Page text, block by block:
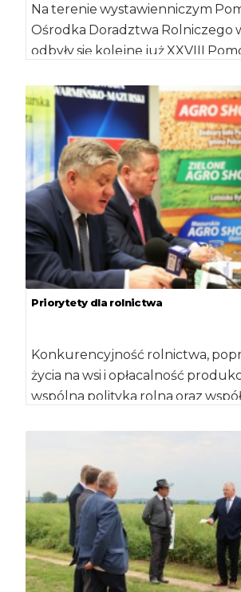
Na terenie wystawienniczym
Ośrodka Doradztwa Rolniczego
odbyły się kolejne już XXVIII
Priorytety dla rolnictwa
Konkurencyjność rolnictwa,
życia na wsi i opłacalność
wspólna polityka rolna oraz